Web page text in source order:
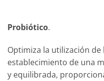
Probiótico.
Optimiza la utilización
establecimiento de una
y equilibrada,